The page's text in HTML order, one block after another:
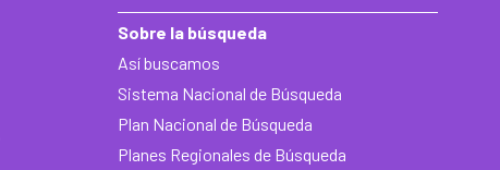
Sobre la búsqueda
Así buscamos
Sistema Nacional de Búsqueda
Plan Nacional de Búsqueda
Planes Regionales de Búsqueda